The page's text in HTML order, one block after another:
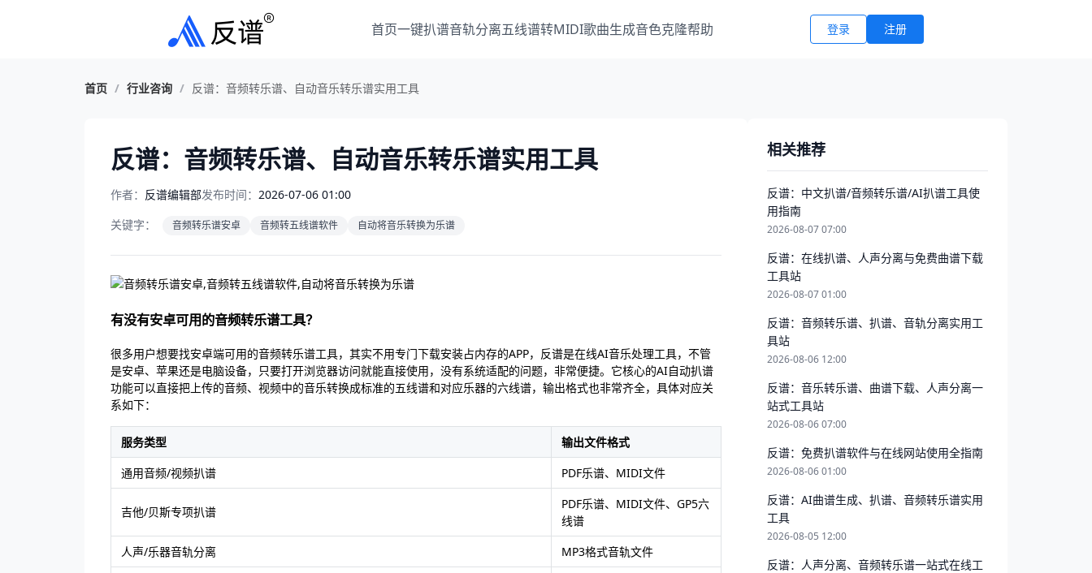
首页一键扒谱音轨分离五线谱转MIDI歌曲生成音色克隆帮助 登录 注册
首页 / 行业咨询 / 反谱：音频转乐谱、自动音乐转乐谱实用工具
反谱：音频转乐谱、自动音乐转乐谱实用工具
作者： 反谱编辑部发布时间： 2026-07-06 01:00
关键字：
音频转乐谱安卓 音频转五线谱软件 自动将音乐转换为乐谱
有没有安卓可用的音频转乐谱工具？
很多用户想要找安卓端可用的音频转乐谱工具，其实不用专门下载安装占内存的APP，反谱是在线AI音乐处理工具，不管
是安卓、苹果还是电脑设备，只要打开浏览器访问就能直接使用，没有系统适配的问题，非常便捷。它核心的AI自动扒谱
功能可以直接把上传的音频、视频中的音乐转换成标准的五线谱和对应乐器的六线谱，输出格式也非常齐全，具体对应关
系如下：
服务类型
输出文件格式
通用音频/视频扒谱
PDF乐谱、MIDI文件
吉他/贝斯专项扒谱
PDF乐谱、MIDI文件、GP5六
线谱
人声/乐器音轨分离
MP3格式音轨文件
相关推荐
反谱：中文扒谱/音频转乐谱/AI扒谱工具使
用指南
2026-08-07 07:00
反谱：在线扒谱、人声分离与免费曲谱下载
工具站
2026-08-07 01:00
反谱：音频转乐谱、扒谱、音轨分离实用工
具站
2026-08-06 12:00
反谱：音乐转乐谱、曲谱下载、人声分离一
站式工具站
2026-08-06 07:00
反谱：免费扒谱软件与在线网站使用全指南
2026-08-06 01:00
反谱：AI曲谱生成、扒谱、音频转乐谱实用
工具
2026-08-05 12:00
反谱：人声分离、音频转乐谱一站式在线工